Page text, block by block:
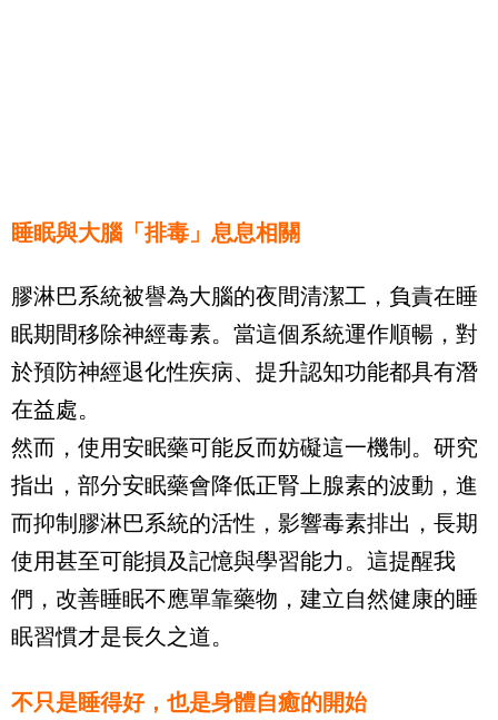
睡眠與大腦「排毒」息息相關
膠淋巴系統被譽為大腦的夜間清潔工，負責在睡
眠期間移除神經毒素。當這個系統運作順暢，對
於預防神經退化性疾病、提升認知功能都具有潛
在益處。
然而，使用安眠藥可能反而妨礙這一機制。研究
指出，部分安眠藥會降低正腎上腺素的波動，進
而抑制膠淋巴系統的活性，影響毒素排出，長期
使用甚至可能損及記憶與學習能力。這提醒我
們，改善睡眠不應單靠藥物，建立自然健康的睡
眠習慣才是長久之道。
不只是睡得好，也是身體自癒的開始